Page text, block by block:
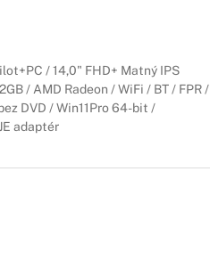
/ 14,0" FHD+ Matný IPS
/ AMD Radeon / WiFi / BT / FPR /
DVD / Win11Pro 64-bit /
adaptér